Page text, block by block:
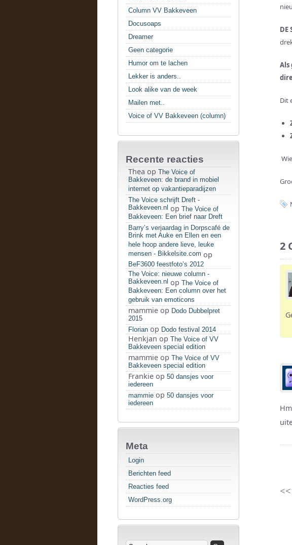
Column VV Bakkeveen
Docusoaps
Dreamer
Geen categorie
Humor om te lachen
Lekker is anders..
Look alike van de week
Mailen met..
Voice of VV Bakkeveen (column)
Recente reacties
Thea op The Voice of
Bakkeveen: de brand in mobiel
internet op vakantieparadijzen
The Voice schrijft Dreft -
Bakkeveen.nl op The Voice of
Bakkeveen: Een brief naar Dreft
Barry’s verjaardag in Dorpscafé de
Brink met Auke en Ellen en een
hele hoop andere lieve, leuke
mensen - Bikkelsite.com op
BeF3600 feestfoto’s 2012
The Voice: nieuwe column -
Bakkeveen.nl op The Voice of
Bakkeveen: Een column over het
gebruik van emoticons
mammie op Dodo Dubbelpret
2015
Florian op Dodo festival 2014
Henkjan op The Voice of VV
Bakkeveen special edition
mammie op The Voice of VV
Bakkeveen special edition
Frankie op 50 dansjes voor
iedereen
mammie op 50 dansjes voor
iedereen
Meta
Login
Berichten feed
Reacties feed
WordPress.org
DE
Als
Dit
2
<<